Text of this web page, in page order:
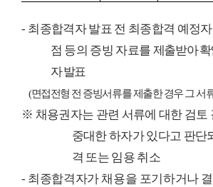
- 최종합격자 발표 전 최종합격 예정
점 등의 증빙 자료를 제출받아
자 발표
(면접전형 전 증빙서류를 제출한 경우 그 서
※ 채용권자는 관련 서류에 대한 검토
중대한 하자가 있다고 판단
격 또는 임용 취소
- 최종합격자가 채용을 포기하거나